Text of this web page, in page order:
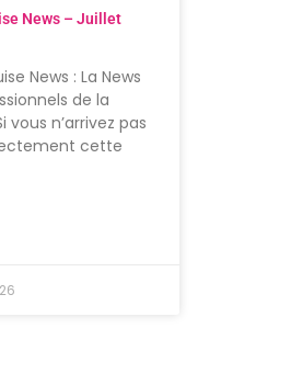
News – Juillet
News : La News
de la
vous n’arrivez pas
cette